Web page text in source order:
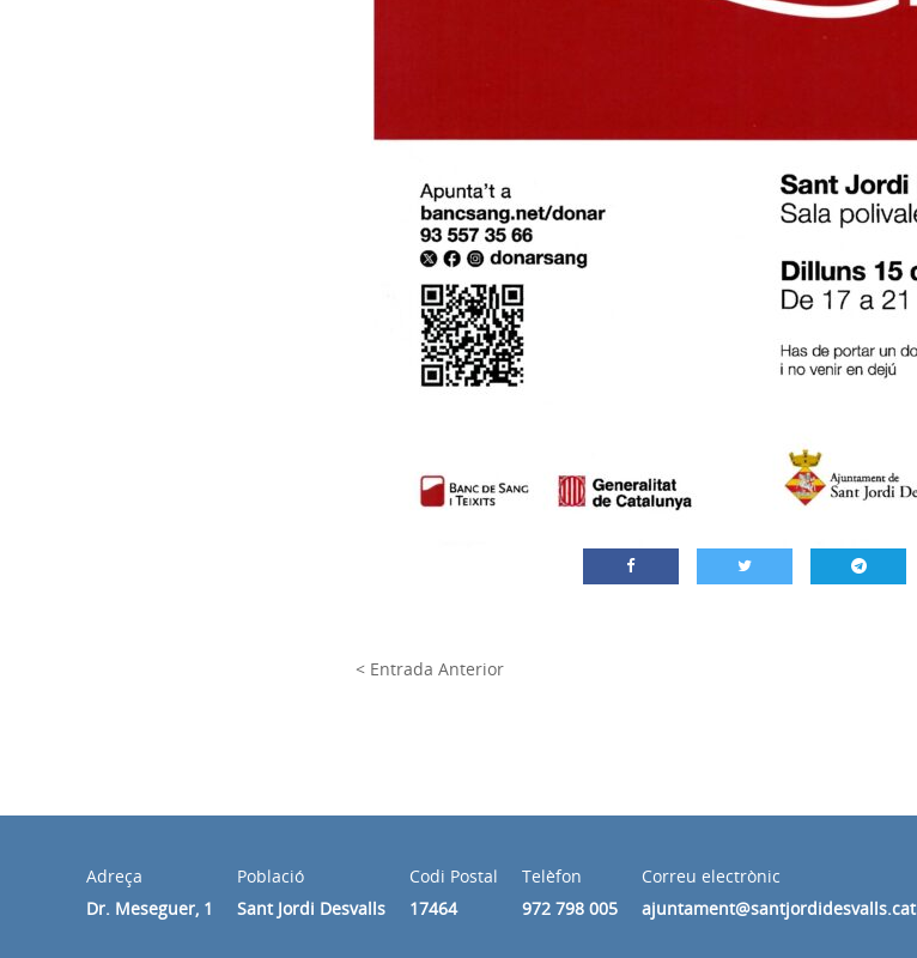
< Entrada Anterior
Adreça
Dr. Meseguer, 1
Població
Sant Jordi Desvalls
Codi Postal
17464
Telèfon
972 798 005
Correu electrònic
ajuntament@santjordidesvalls.cat